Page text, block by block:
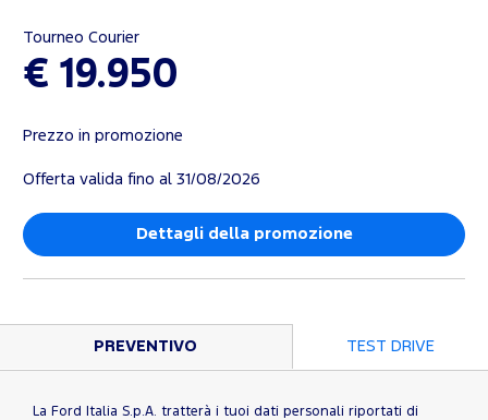
Tourneo Courier
€ 19.950
Prezzo in promozione
Offerta valida fino al 31/08/2026
Dettagli della promozione
PREVENTIVO TEST DRIVE
La Ford Italia S.p.A. tratterà i tuoi dati personali riportati di